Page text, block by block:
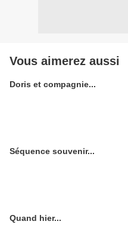
Vous aimerez aussi
Doris et compagnie...
Séquence souvenir...
Quand hier...